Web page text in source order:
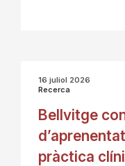
16 juliol 2026
Recerca
Bellvitge
pràctica